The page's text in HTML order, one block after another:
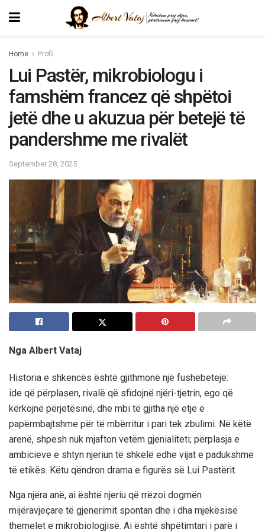
Home Profil
Lui Pastër, mikrobiologu i
famshëm francez që shpëtoi
jetë dhe u akuzua për betejë të
pandershme me rivalët
September 28, 2025
Nga Albert Vataj
Historia e shkencës është gjithmonë një fushëbetejë:
ide që përplasen, rivalë që sfidojnë njëri-tjetrin, ego që
kërkojnë përjetësinë, dhe mbi të gjitha një etje e
papërmbajtshme për të mbërritur i pari tek zbulimi. Në këtë
arenë, shpesh nuk mjafton vetëm gjenialiteti; përplasja e
ambicieve e shtyn njeriun të shkelë edhe vijat e padukshme
të etikës. Këtu qëndron drama e figurës së Lui Pastërit.
Nga njëra anë, ai është njeriu që rrëzoi dogmën
mijëravjeçare të gjenerimit spontan dhe i dha mjekësisë
themelet e mikrobiologjisë. Ai është shpëtimtari i parë i